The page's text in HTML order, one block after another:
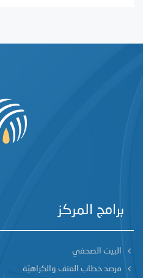
برامج المركز
البيت الصحفي
مرصد خطاب العنف والكراهيّة